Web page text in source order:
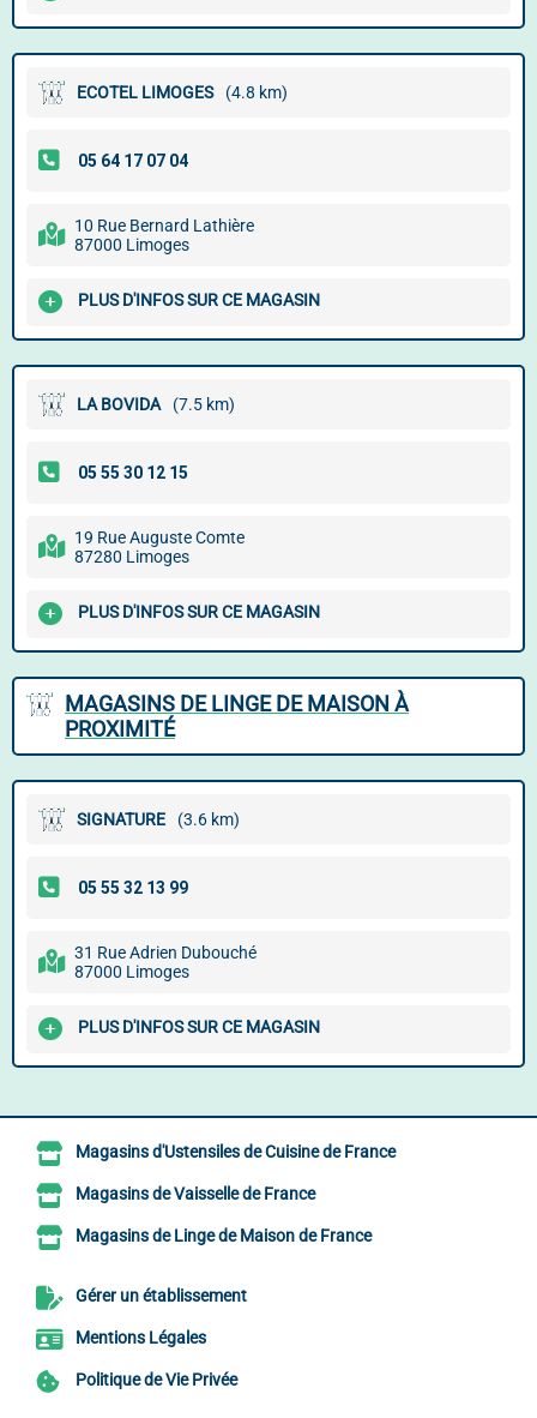
ECOTEL LIMOGES (4.8 km)
10 Rue Bernard Lathière
87000 Limoges
PLUS D'INFOS SUR CE MAGASIN
LA BOVIDA (7.5 km)
19 Rue Auguste Comte
87280 Limoges
PLUS D'INFOS SUR CE MAGASIN
MAGASINS DE LINGE DE MAISON À
PROXIMITÉ
SIGNATURE (3.6 km)
31 Rue Adrien Dubouché
87000 Limoges
PLUS D'INFOS SUR CE MAGASIN
Magasins d'Ustensiles de Cuisine de France
Magasins de Vaisselle de France
Magasins de Linge de Maison de France
Gérer un établissement
Mentions Légales
Politique de Vie Privée